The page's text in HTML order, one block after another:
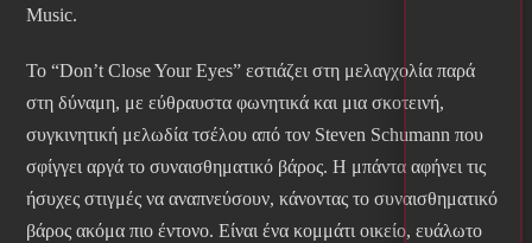
Music.
Το “Don’t Close Your Eyes” εστιάζει στη μελαγχολία παρά
στη δύναμη, με εύθραυστα φωνητικά και μια σκοτεινή,
συγκινητική μελωδία τσέλου από τον Steven Schumann που
σφίγγει αργά το συναισθηματικό βάρος. Η μπάντα αφήνει τις
ήσυχες στιγμές να αναπνεύσουν, κάνοντας το συναισθηματικό
βάρος ακόμα πιο έντονο. Είναι ένα κομμάτι οικείο, ευάλωτο